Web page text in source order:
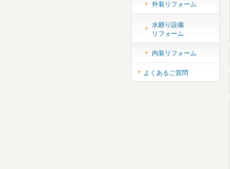
外装リフォーム
水廻り設備
リフォーム
内装リフォーム
よくあるご質問